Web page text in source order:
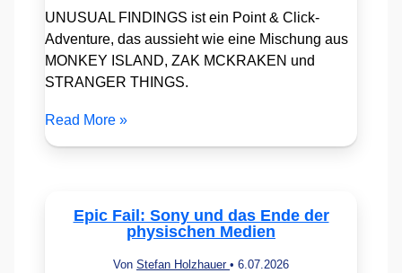
UNUSUAL FINDINGS ist ein Point & Click-
Adventure, das aussieht wie eine Mischung aus
MONKEY ISLAND, ZAK MCKRAKEN und
STRANGER THINGS.
Read More »
Epic Fail: Sony und das Ende der
physischen Medien
Von Stefan Holzhauer • 6.07.2026